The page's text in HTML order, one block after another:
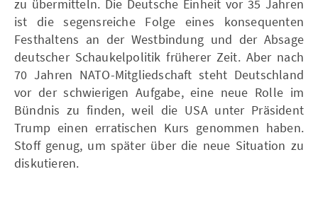
zu übermitteln. Die Deutsche Einheit vor 35 Jahren
ist die segensreiche Folge eines konsequenten
Festhaltens an der Westbindung und der Absage
deutscher Schaukelpolitik früherer Zeit. Aber nach
70 Jahren NATO-Mitgliedschaft steht Deutschland
vor der schwierigen Aufgabe, eine neue Rolle im
Bündnis zu finden, weil die USA unter Präsident
Trump einen erratischen Kurs genommen haben.
Stoff genug, um später über die neue Situation zu
diskutieren.